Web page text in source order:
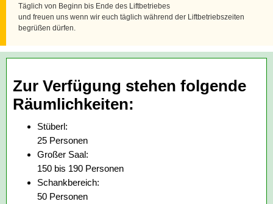
Täglich von Beginn bis Ende des Liftbetriebes
und freuen uns wenn wir euch täglich während der Liftbetriebszeiten
begrüßen dürfen.
Zur Verfügung stehen folgende
Räumlichkeiten:
Stüberl:
25 Personen
Großer Saal:
150 bis 190 Personen
Schankbereich:
50 Personen